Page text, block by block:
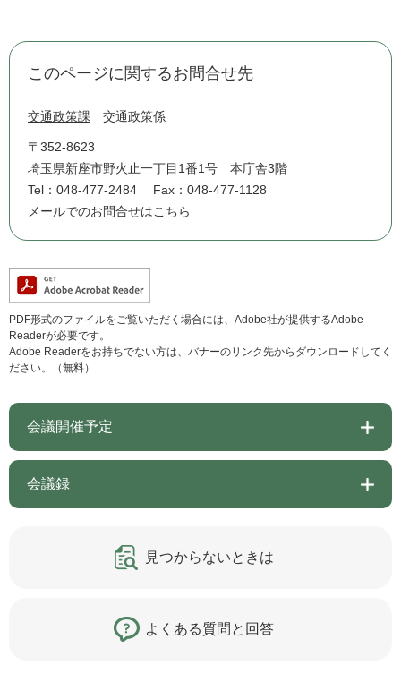
このページに関するお問合せ先
交通政策課 交通政策係
〒352-8623
埼玉県新座市野火止一丁目1番1号 本庁舎3階
Tel：048-477-2484
Fax：048-477-1128
メールでのお問合せはこちら
PDF形式のファイルをご覧いただく場合には、Adobe社が提供するAdobe
Readerが必要です。
Adobe Readerをお持ちでない方は、バナーのリンク先からダウンロードしてく
ださい。（無料）
会議開催予定
会議録
見つからないときは
よくある質問と回答